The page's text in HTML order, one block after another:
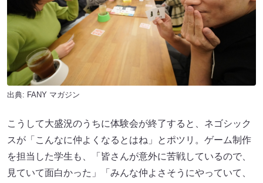
出典: FANY マガジン
こうして大盛況のうちに体験会が終了すると、ネゴシック
スが「こんなに仲よくなるとはね」とポツリ。ゲーム制作
を担当した学生も、「皆さんが意外に苦戦しているので、
見ていて面白かった」「みんな仲よさそうにやっていて、